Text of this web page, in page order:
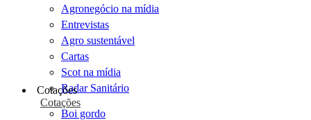
Agronegócio na mídia
Entrevistas
Agro sustentável
Cartas
Scot na mídia
Radar Sanitário
Cotações
Cotações
Boi gordo